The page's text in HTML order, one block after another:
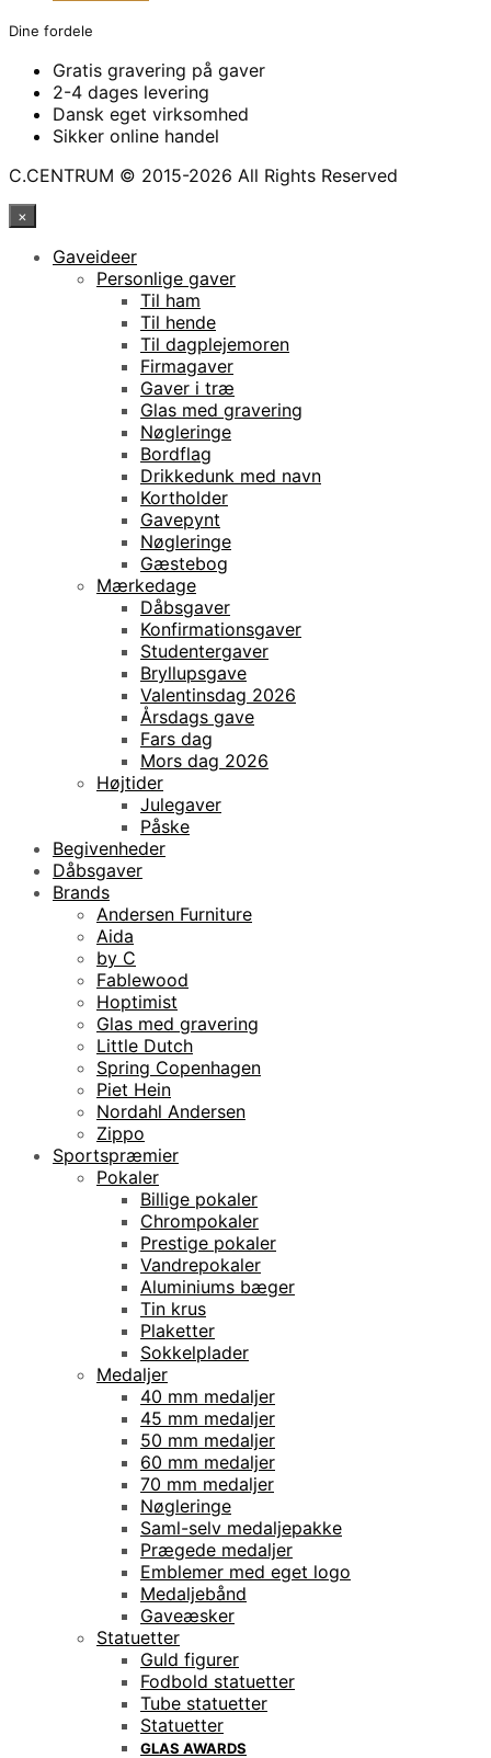
Dine fordele
Gratis gravering på gaver
2-4 dages levering
Dansk eget virksomhed
Sikker online handel
C.CENTRUM © 2015-2026 All Rights Reserved
×
Gaveideer
Personlige gaver
Til ham
Til hende
Til dagplejemoren
Firmagaver
Gaver i træ
Glas med gravering
Nøgleringe
Bordflag
Drikkedunk med navn
Kortholder
Gavepynt
Nøgleringe
Gæstebog
Mærkedage
Dåbsgaver
Konfirmationsgaver
Studentergaver
Bryllupsgave
Valentinsdag 2026
Årsdags gave
Fars dag
Mors dag 2026
Højtider
Julegaver
Påske
Begivenheder
Dåbsgaver
Brands
Andersen Furniture
Aida
by C
Fablewood
Hoptimist
Glas med gravering
Little Dutch
Spring Copenhagen
Piet Hein
Nordahl Andersen
Zippo
Sportspræmier
Pokaler
Billige pokaler
Chrompokaler
Prestige pokaler
Vandrepokaler
Aluminiums bæger
Tin krus
Plaketter
Sokkelplader
Medaljer
40 mm medaljer
45 mm medaljer
50 mm medaljer
60 mm medaljer
70 mm medaljer
Nøgleringe
Saml-selv medaljepakke
Prægede medaljer
Emblemer med eget logo
Medaljebånd
Gaveæsker
Statuetter
Guld figurer
Fodbold statuetter
Tube statuetter
Statuetter
GLAS AWARDS